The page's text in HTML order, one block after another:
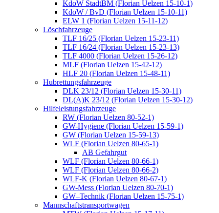
KdoW StadtBM (Florian Uelzen 15-10-1)
KdoW / BvD (Florian Uelzen 15-10-11)
ELW 1 (Florian Uelzen 15-11-12)
Löschfahrzeuge
TLF 16/25 (Florian Uelzen 15-23-11)
TLF 16/24 (Florian Uelzen 15-23-13)
TLF 4000 (Florian Uelzen 15-26-12)
MLF (Florian Uelzen 15-42-12)
HLF 20 (Florian Uelzen 15-48-11)
Hubrettungsfahrzeuge
DLK 23/12 (Florian Uelzen 15-30-11)
DL(A)K 23/12 (Florian Uelzen 15-30-12)
Hilfeleistungsfahrzeuge
RW (Florian Uelzen 80-52-1)
GW-Hygiene (Florian Uelzen 15-59-1)
GW (Florian Uelzen 15-59-13)
WLF (Florian Uelzen 80-65-1)
AB Gefahrgut
WLF (Florian Uelzen 80-66-1)
WLF (Florian Uelzen 80-66-2)
WLF-K (Florian Uelzen 80-67-1)
GW-Mess (Florian Uelzen 80-70-1)
GW–Technik (Florian Uelzen 15-75-1)
Mannschaftstransportwagen